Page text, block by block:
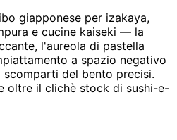
giapponese per izakaya,
e cucine kaiseki — la
l'aureola di pastella
a spazio negativo
del bento precisi.
oltre il clichè stock di sushi-e-